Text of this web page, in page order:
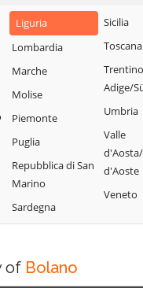
Liguria
Lombardia
Marche
Molise
Piemonte
Puglia
Repubblica di San
Marino
Sardegna
Sicilia
Toscana
Adige/
Umbria
Valle
d'Aoste
Veneto
of Bolano